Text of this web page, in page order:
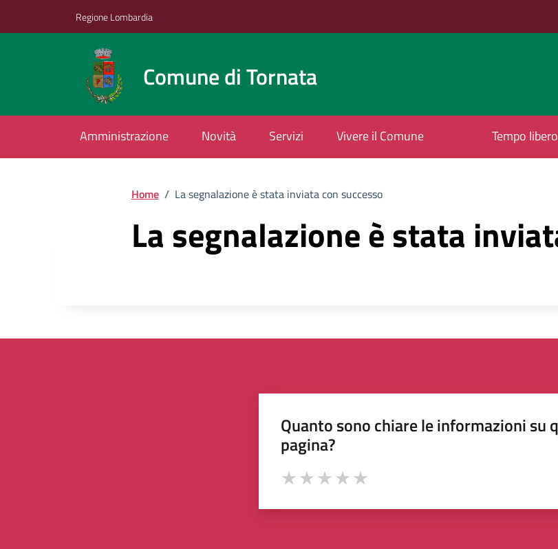
Regione Lombardia
Comune di Tornata
Amministrazione Novità Servizi Vivere il Comune Tempo libero
Home / La segnalazione è stata inviata con successo
La segnalazione è stata
Quanto sono chiare le informazioni su
pagina?